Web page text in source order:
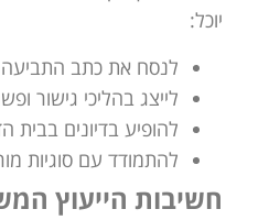
יוכל:
לנסח את כתב התביעה
לייצג בהליכי גישור
להופיע בדיונים בבית
להתמודד עם סוגיות
חשיבות הייעוץ